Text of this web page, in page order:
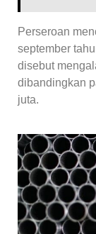
Perseroan
september
disebut
dibandingkan
juta.